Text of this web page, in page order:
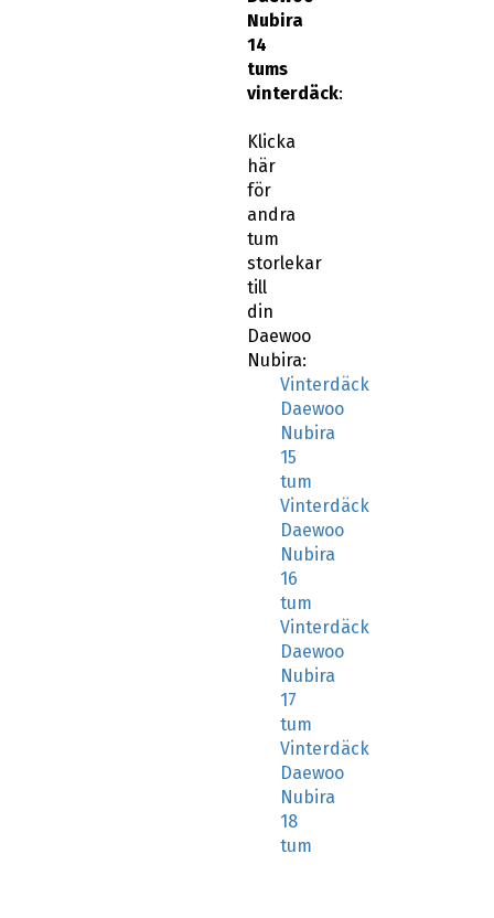
Nubira
14
tums
vinterdäck:
Klicka
här
för
andra
tum
storlekar
till
din
Daewoo
Nubira:
Vinterdäck
Daewoo
Nubira
15
tum
Vinterdäck
Daewoo
Nubira
16
tum
Vinterdäck
Daewoo
Nubira
17
tum
Vinterdäck
Daewoo
Nubira
18
tum